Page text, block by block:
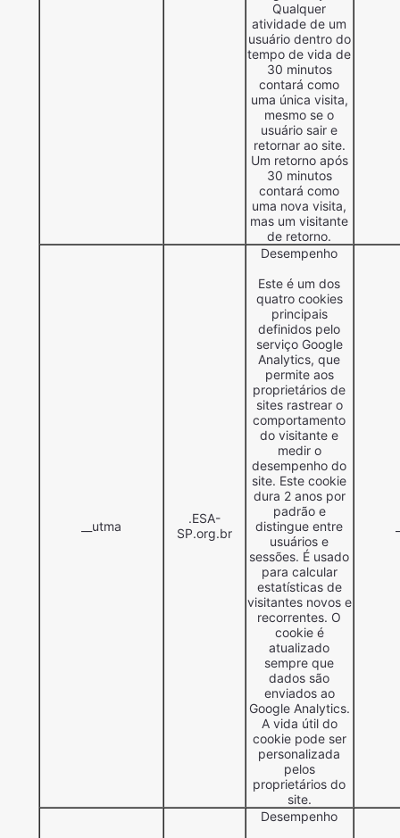
Qualquer
atividade de um
usuário dentro do
tempo de vida de
30 minutos
contará como
uma única visita,
mesmo se o
usuário sair e
retornar ao site.
Um retorno após
30 minutos
contará como
uma nova visita,
mas um visitante
de retorno.
__utma
.ESA-
SP.org.br
Desempenho
Este é um dos
quatro cookies
principais
definidos pelo
serviço Google
Analytics, que
permite aos
proprietários de
sites rastrear o
comportamento
do visitante e
medir o
desempenho do
site. Este cookie
dura 2 anos por
padrão e
distingue entre
usuários e
sessões. É usado
para calcular
estatísticas de
visitantes novos e
recorrentes. O
cookie é
atualizado
sempre que
dados são
enviados ao
Google Analytics.
A vida útil do
cookie pode ser
personalizada
pelos
proprietários do
site.
Desempenho